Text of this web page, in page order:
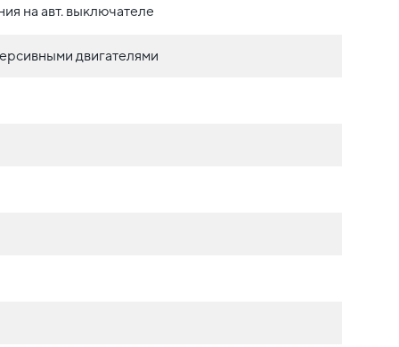
на авт. выключателе
двигателями